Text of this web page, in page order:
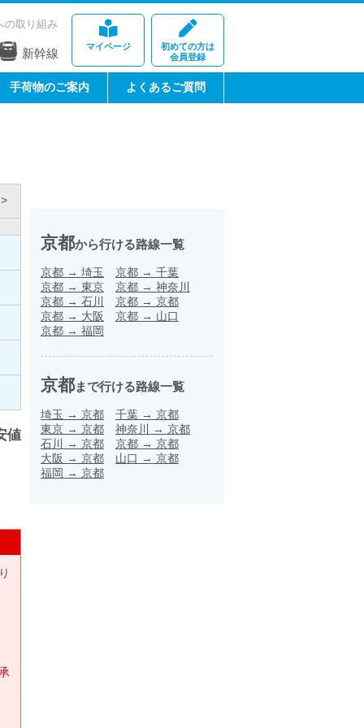
マイページ
初めての方は
会員登録
の取り組み
新幹線
手荷物のご案内 よくあるご質問
値
京都から行ける路線一覧
京都 → 埼玉 京都 → 千葉
京都 → 東京 京都 → 神奈川
京都 → 石川 京都 → 京都
京都 → 大阪 京都 → 山口
京都 → 福岡
京都まで行ける路線一覧
埼玉 → 京都 千葉 → 京都
東京 → 京都 神奈川 → 京都
石川
→ 京都 京都 → 京都
大阪 → 京都 山口 → 京都
福岡 → 京都